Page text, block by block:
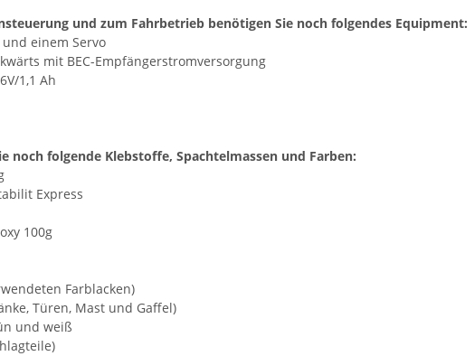
und zum Fahrbetrieb benötigen Sie noch folgendes Equipment:
einem Servo
mit BEC-Empfängerstromversorgung
1,1 Ah
noch folgende Klebstoffe, Spachtelmassen und Farben:
Express
100g
Farblacken)
Türen, Mast und Gaffel)
und weiß